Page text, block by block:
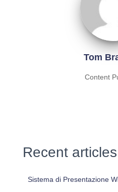
Tom
Content
Recent articles
Sistema di Presentazione